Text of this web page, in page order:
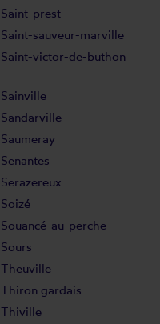
Saint-prest
Saint-sauveur-marville
Saint-victor-de-buthon
Sainville
Sandarville
Saumeray
Senantes
Serazereux
Soizé
Souancé-au-perche
Sours
Theuville
Thiron gardais
Thiville